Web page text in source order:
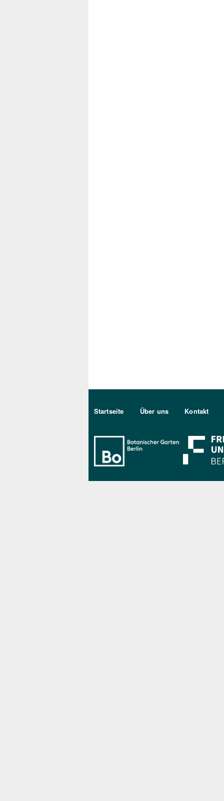
Sekundärmenu DE
Startseite Über uns Kontakt
Bo Berlin